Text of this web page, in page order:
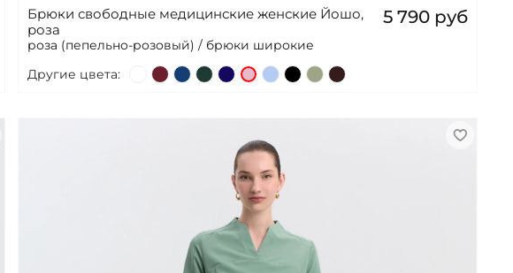
Брюки свободные медицинские женские Йошо,
роза
роза (пепельно-розовый) / брюки широкие
5 790 руб
Другие цвета: